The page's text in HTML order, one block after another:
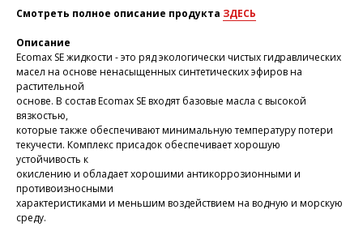
Смотреть полное описание продукта ЗДЕСЬ
Описание
Ecomax SE жидкости - это ряд экологически чистых гидравлических
масел на основе ненасыщенных синтетических эфиров на
растительной
основе. В состав Ecomax SE входят базовые масла с высокой
вязкостью,
которые также обеспечивают минимальную температуру потери
текучести. Комплекс присадок обеспечивает хорошую
устойчивость к
окислению и обладает хорошими антикоррозионными и
противоизносными
характеристиками и меньшим воздействием на водную и морскую
среду.